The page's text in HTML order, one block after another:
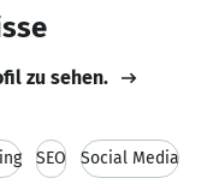
zu sehen.
SEO Social Media